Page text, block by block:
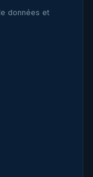
données et